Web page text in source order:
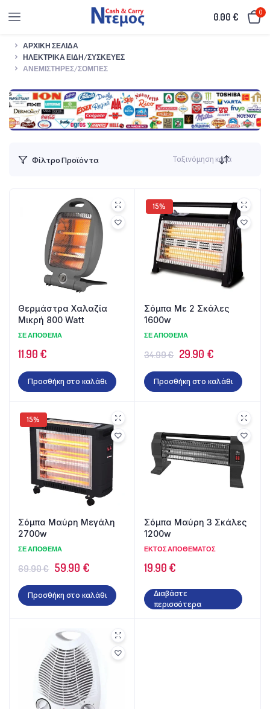
0.00€ 0
ΑΡΧΙΚΉ ΣΕΛΊΔΑ
ΗΛΕΚΤΡΙΚΆ ΕΊΔΗ/ΣΥΣΚΕΥΈΣ
ΑΝΕΜΙΣΤΉΡΕΣ/ΣΌΜΠΕΣ
Φίλτρο Προϊόντα Ταξινόμηση κατά
Θερμάστρα Χαλαζία
Μικρή 800 Watt
ΣΕ ΑΠΌΘΕΜΑ
11.90 €
Προσθήκη στο καλάθι
15%
Σόμπα Με 2 Σκάλες
1600w
ΣΕ ΑΠΌΘΕΜΑ
34.99€ Original
price
was:
29.90 €Η
τρέχουσα
τιμή
29.90 €.
Προσθήκη στο καλάθι
15%
Σόμπα Μαύρη Μεγάλη
2700w
ΣΕ ΑΠΌΘΕΜΑ
69.90€ Original
price
was:
59.90 €Η
τρέχουσα
τιμή
59.90 €.
Προσθήκη στο καλάθι
Σόμπα Μαύρη 3 Σκάλες
1200w
ΕΚΤΌΣ ΑΠΟΘΈΜΑΤΟΣ
19.90 €
Διαβάστε
περισσότερα